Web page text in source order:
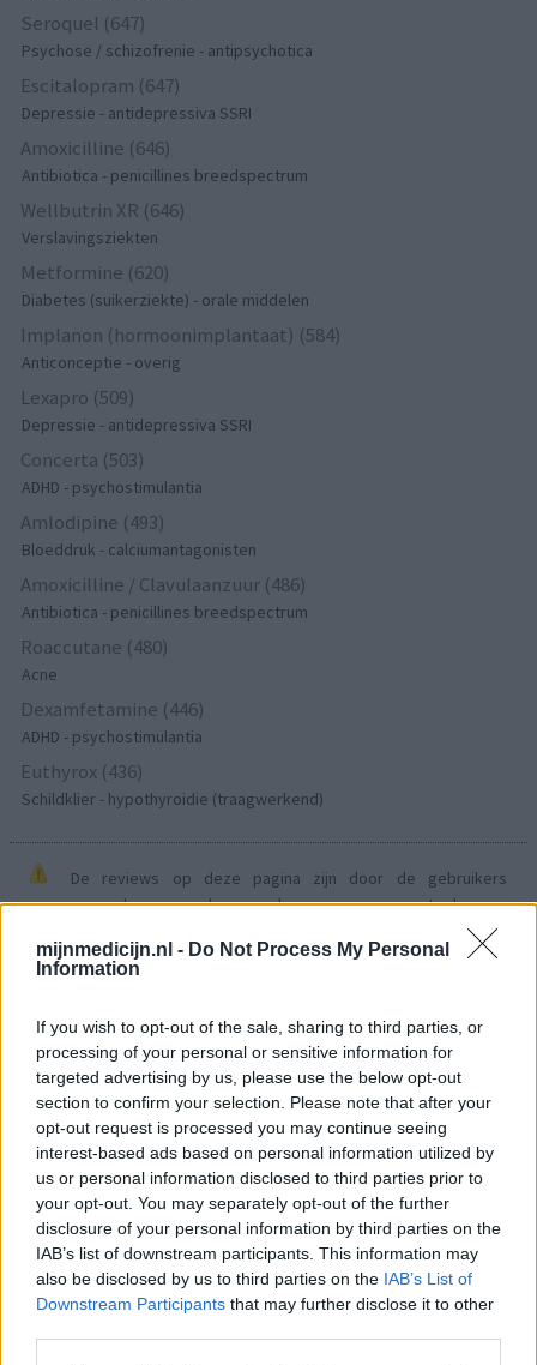
mijnmedicijn.nl - Do Not Process My Personal
Information
If you wish to opt-out of the sale, sharing to third parties, or
processing of your personal or sensitive information for
targeted advertising by us, please use the below opt-out
section to confirm your selection. Please note that after your
opt-out request is processed you may continue seeing
interest-based ads based on personal information utilized by
us or personal information disclosed to third parties prior to
your opt-out. You may separately opt-out of the further
disclosure of your personal information by third parties on the
IAB’s list of downstream participants. This information may
also be disclosed by us to third parties on the IAB’s List of
Downstream Participants that may further disclose it to other
Seroquel (647)
Psychose / schizofrenie - antipsychotica
Escitalopram (647)
Depressie - antidepressiva SSRI
Amoxicilline (646)
Antibiotica - penicillines breedspectrum
Wellbutrin XR (646)
Verslavingsziekten
Metformine (620)
Diabetes (suikerziekte) - orale middelen
Implanon (hormoonimplantaat) (584)
Anticonceptie - overig
Lexapro (509)
Depressie - antidepressiva SSRI
Concerta (503)
ADHD - psychostimulantia
Amlodipine (493)
Bloeddruk - calciumantagonisten
Amoxicilline / Clavulaanzuur (486)
Antibiotica - penicillines breedspectrum
Roaccutane (480)
Acne
Dexamfetamine (446)
ADHD - psychostimulantia
Euthyrox (436)
Schildklier - hypothyroidie (traagwerkend)
De reviews op deze pagina zijn door de gebruikers
gegenereerd en vervolgens gelezen en aangepast alvorens
goedkeuring, om zo te voldoen aan onze standaarden wat betreft
een review voor een medicijn. Voor het delen van ervaringen is
die van de eigenaar van deze website. Denk er aan dat de
ervaringen kunnen verschillen van persoon tot persoon en dat u
voor medisch advies altijd contact op moet nemen met uw arts of